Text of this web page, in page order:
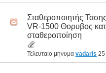
Σταθεροποιητής
VR-1500 Θορυβος
σταθεροποίηση
Τελευταίο μήνυμα vadaris